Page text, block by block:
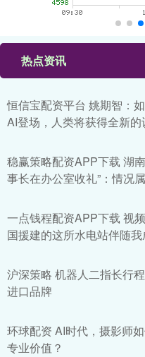
热点资讯
恒信宝配资平台 姚期智：
AI登场，人类将获得全新
稳赢策略配资APP下载 湖
事长在办公室收礼”：情况
一点钱程配资APP下载 视
国援建的这所水电站伴随我
沪深策略 机器人二指长行
进口品牌
环球配资 AI时代，摄影师
专业价值？